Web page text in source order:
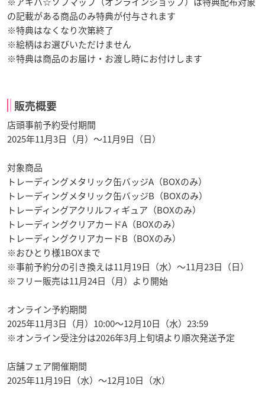
の記載がある商品のみ特典が付与されます
※特典はなくなり次第終了
※絵柄はお選びいただけません
※特典は商品のお届け・お渡し時にお付けします
販売概要
店頭事前予約受付期間
2025年11月3日（月）～11月9日（日）
対象商品
トレーディングメタリック缶バッジA（BOXのみ）
トレーディングメタリック缶バッジB（BOXのみ）
トレーディングアクリルフィギュア（BOXのみ）
トレーディングクリアカードA（BOXのみ）
トレーディングクリアカードB（BOXのみ）
※おひとり様1BOXまで
※事前予約分の引き換えは11月19日（水）～11月23日（日）
※フリー販売は11月24日（月）より開始
オンライン予約期間
2025年11月3日（月）10:00～12月10日（水）23:59
※オンライン受注分は2026年3月上旬頃より順次発送予定
店舗フェア開催期間
2025年11月19日（水）～12月10日（水）